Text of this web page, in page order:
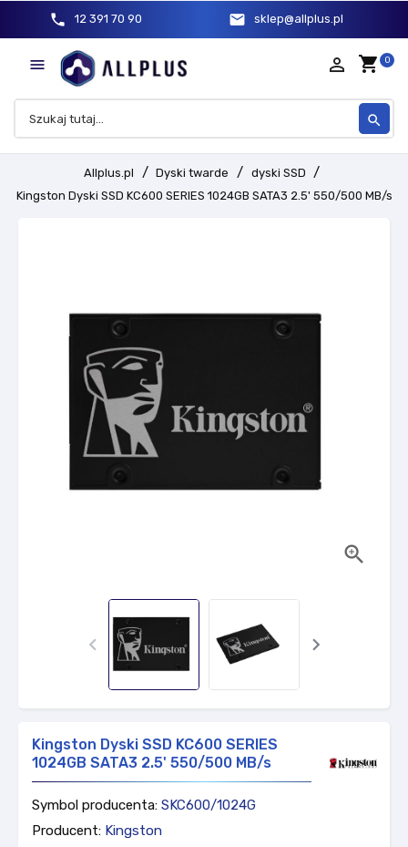
phone 12 391 70 90 mail sklep@allplus.pl
 shopping_cart 0
person_outline
search
Allplus.pl Dyski twarde
dyski SSD
Kingston Dyski SSD KC600 SERIES 1024GB SATA3 2.5' 550/500 MB/s

 
Kingston Dyski SSD KC600 SERIES
1024GB SATA3 2.5' 550/500 MB/s
Symbol producenta: SKC600/1024G
Producent: Kingston